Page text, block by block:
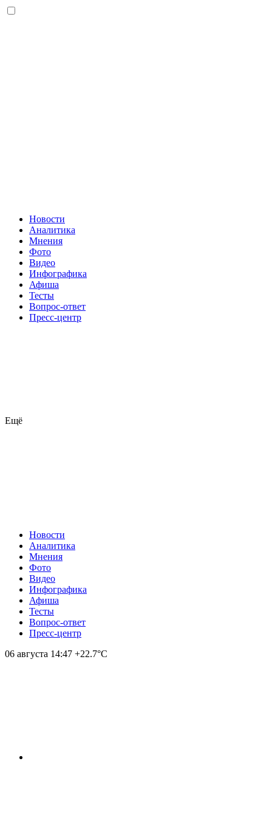
Новости
Аналитика
Мнения
Фото
Видео
Инфографика
Афиша
Тесты
Вопрос-ответ
Пресс-центр
Ещё
Новости
Аналитика
Мнения
Фото
Видео
Инфографика
Афиша
Тесты
Вопрос-ответ
Пресс-центр
06 августа 14:47 +22.7°С